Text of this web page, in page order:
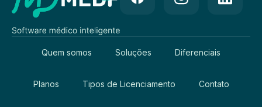
Quem somos Soluções Diferenciais
Planos Tipos de Licenciamento Contato